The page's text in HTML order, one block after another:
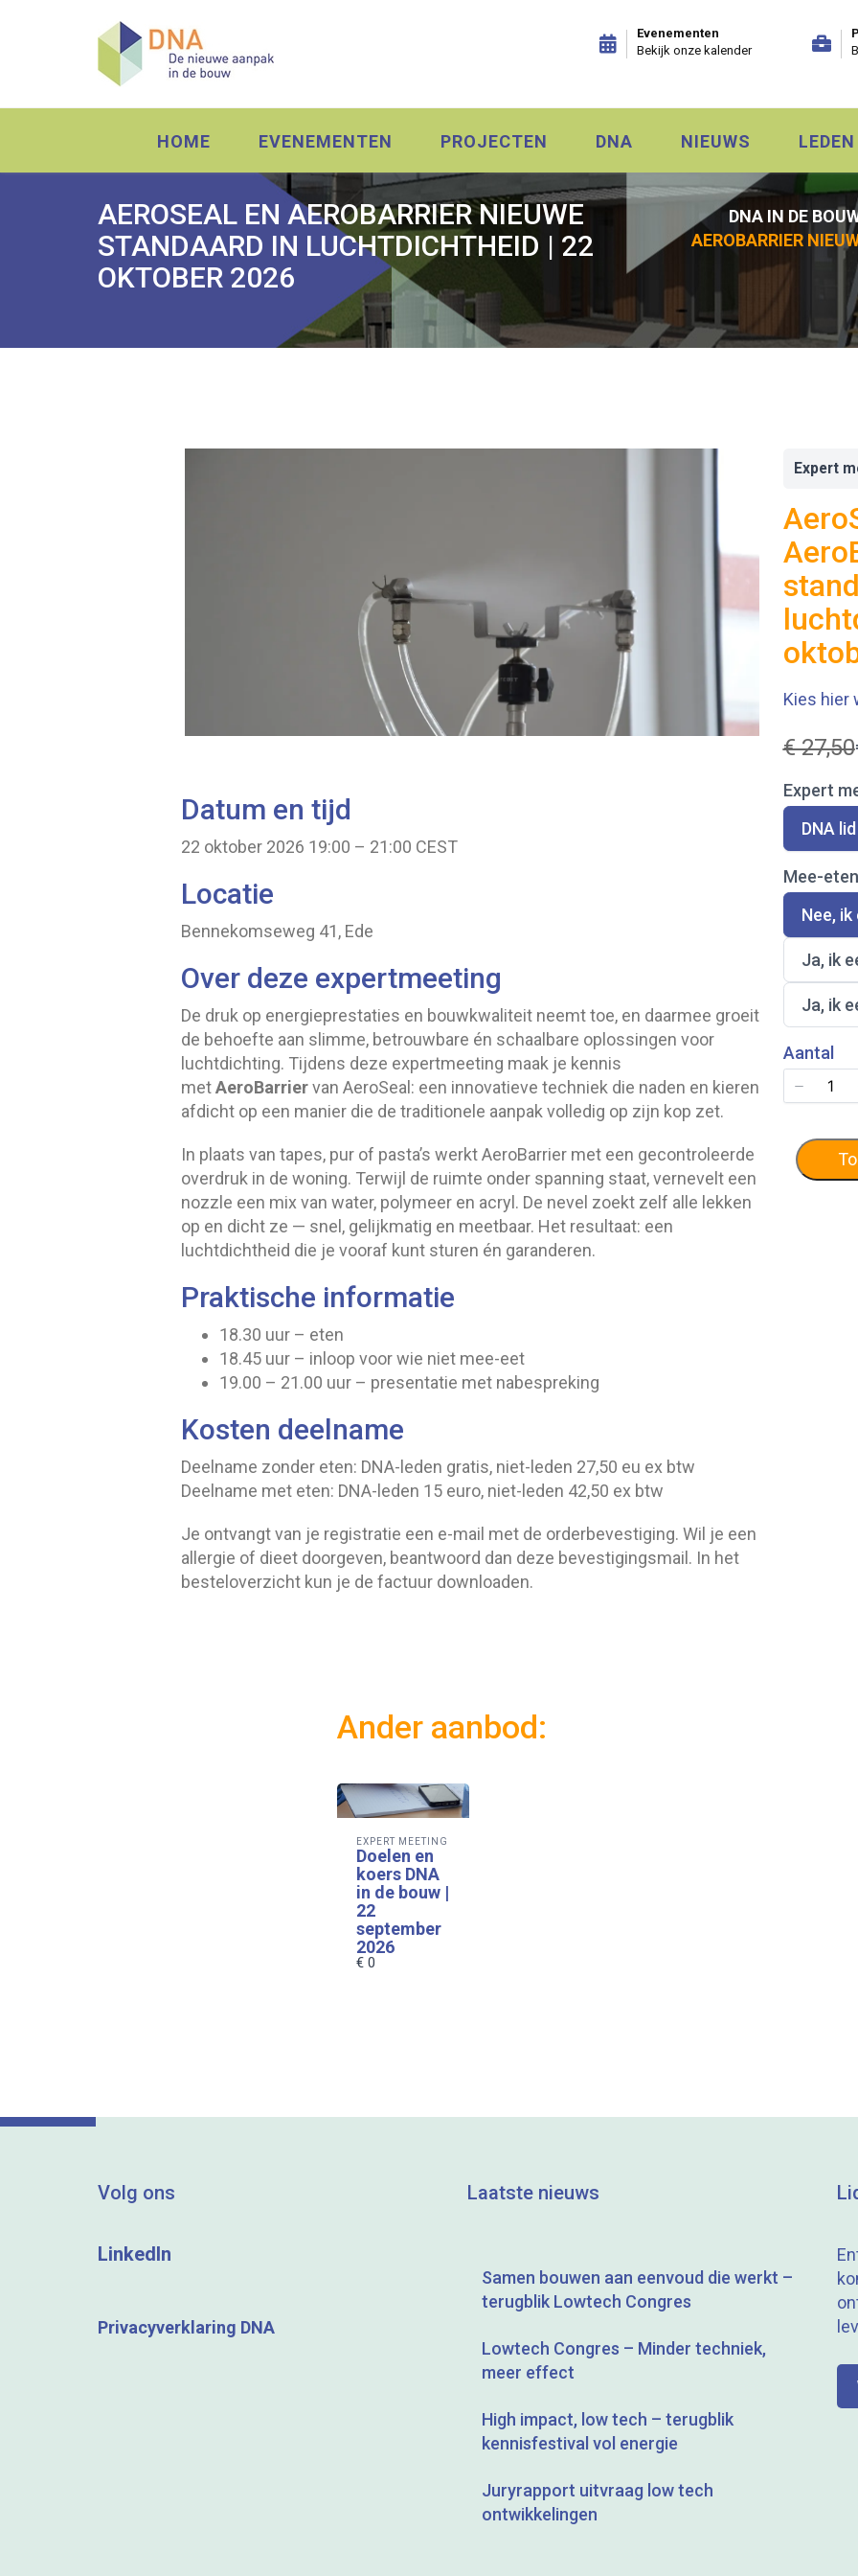
Evenementen
Bekijk onze kalender
HOME EVENEMENTEN PROJECTEN DNA NIEUWS LEDEN
AEROSEAL EN AEROBARRIER NIEUWE
STANDAARD IN LUCHTDICHTHEID | 22
OKTOBER 2026
DNA IN DE
AEROBARRIER
Datum en tijd
22 oktober 2026 19:00 – 21:00 CEST
Locatie
Bennekomseweg 41, Ede
Over deze expertmeeting
De druk op energieprestaties en bouwkwaliteit neemt toe, en daarmee groeit
de behoefte aan slimme, betrouwbare én schaalbare oplossingen voor
luchtdichting. Tijdens deze expertmeeting maak je kennis
metAeroBarriervan AeroSeal: een innovatieve techniek die naden en kieren
afdicht op een manier die de traditionele aanpak volledig op zijn kop zet.
In plaats van tapes, pur of pasta’s werkt AeroBarrier met een gecontroleerde
overdruk in de woning. Terwijl de ruimte onder spanning staat, vernevelt een
nozzle een mix van water, polymeer en acryl. De nevel zoekt zelf alle lekken
op en dicht ze — snel, gelijkmatig en meetbaar. Het resultaat: een
luchtdichtheid die je vooraf kunt sturen én garanderen.
Praktische informatie
18.30 uur – eten
18.45 uur – inloop voor wie niet mee-eet
19.00 – 21.00 uur – presentatie met nabespreking
Kosten deelname
Deelname zonder eten: DNA-leden gratis, niet-leden 27,50 eu ex btw
Deelname met eten: DNA-leden 15 euro, niet-leden 42,50 ex btw
Je ontvangt van je registratie een e-mail met de orderbevestiging. Wil je een
allergie of dieet doorgeven, beantwoord dan deze bevestigingsmail. In het
besteloverzicht kun je de factuur downloaden.
Expert
Kies hier
W
a
s
€ 27,50
Expert
S
e
c
t
r
E
x
p
e
r
t
m
e
t
i
n
DNA lid
Mee-eten
S
e
c
e
e
r
M
e
e
e
t
e
Nee,
S
e
c
t
e
e
-
e
Ja, ik
S
e
c
t
e
r
e
Ja, ik
Aantal
Ander aanbod:
EXPERT MEETING
Doelen en
koers DNA
in de bouw |
22
september
2026
€ 0
Volg ons
LinkedIn
Privacyverklaring DNA
Laatste nieuws
Samen bouwen aan eenvoud die werkt –
terugblik Lowtech Congres
Lowtech Congres – Minder techniek,
meer effect
High impact, low tech – terugblik
kennisfestival vol energie
Juryrapport uitvraag low tech
ontwikkelingen